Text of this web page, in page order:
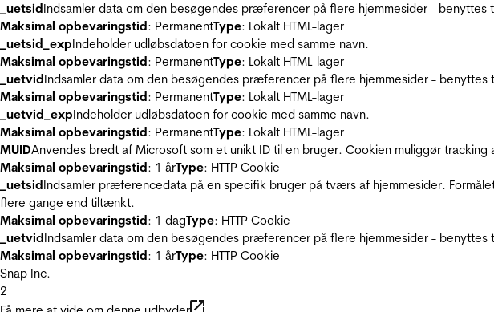
_uetsidIndsamler data om den besøgendes præferencer på flere hjemmesider -
Maksimal opbevaringstid: PermanentType: Lokalt HTML-lager
_uetsid_expIndeholder udløbsdatoen for cookie med samme navn.
Maksimal opbevaringstid: PermanentType: Lokalt HTML-lager
_uetvidIndsamler data om den besøgendes præferencer på flere hjemmesider -
Maksimal opbevaringstid: PermanentType: Lokalt HTML-lager
_uetvid_expIndeholder udløbsdatoen for cookie med samme navn.
Maksimal opbevaringstid: PermanentType: Lokalt HTML-lager
MUIDAnvendes bredt af Microsoft som et unikt ID til en bruger. Cookien muliggør
Maksimal opbevaringstid: 1 årType: HTTP Cookie
_uetsidIndsamler præferencedata på en specifik bruger på tværs af hjemmesider.
flere gange end tiltænkt.
Maksimal opbevaringstid: 1 dagType: HTTP Cookie
_uetvidIndsamler data om den besøgendes præferencer på flere hjemmesider -
Maksimal opbevaringstid: 1 årType: HTTP Cookie
Snap Inc.
2